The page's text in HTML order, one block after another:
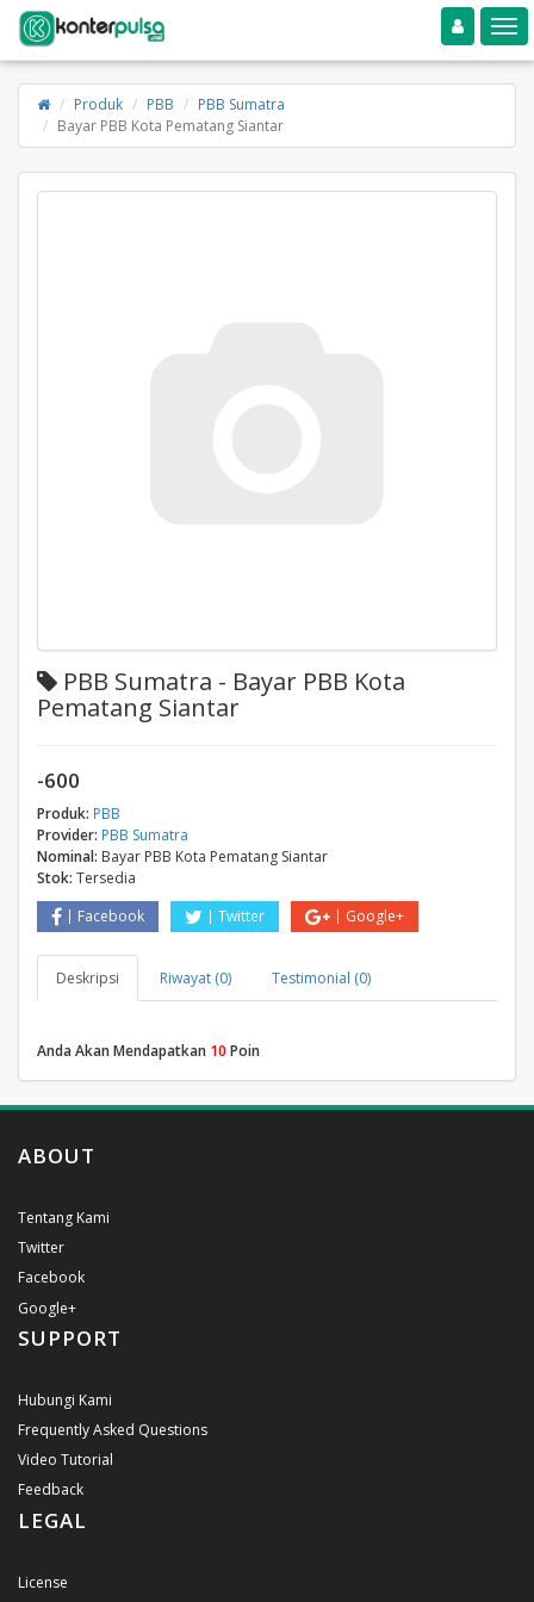
Toggle navigation
Produk PBB
PBB Sumatra
Bayar PBB Kota Pematang Siantar
PBB Sumatra - Bayar PBB Kota
Pematang Siantar
-600
Produk: PBB
Provider: PBB Sumatra
Nominal: Bayar PBB Kota Pematang Siantar
Stok: Tersedia
Facebook
Twitter Google+
Deskripsi Riwayat (0) Testimonial (0)
Anda Akan Mendapatkan 10 Poin
ABOUT
Tentang Kami
Twitter
Facebook
Google+
SUPPORT
Hubungi Kami
Frequently Asked Questions
Video Tutorial
Feedback
LEGAL
License